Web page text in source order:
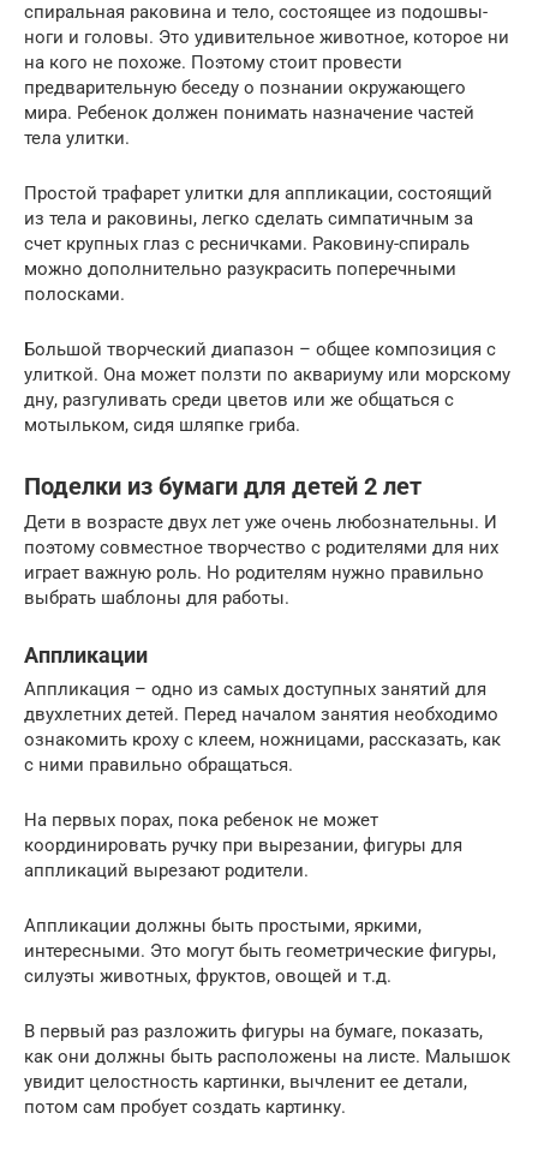
спиральная раковина и тело, состоящее из подошвы-
ноги и головы. Это удивительное животное, которое ни
на кого не похоже. Поэтому стоит провести
предварительную беседу о познании окружающего
мира. Ребенок должен понимать назначение частей
тела улитки.
Простой трафарет улитки для аппликации, состоящий
из тела и раковины, легко сделать симпатичным за
счет крупных глаз с ресничками. Раковину-спираль
можно дополнительно разукрасить поперечными
полосками.
Большой творческий диапазон – общее композиция с
улиткой. Она может ползти по аквариуму или морскому
дну, разгуливать среди цветов или же общаться с
мотыльком, сидя шляпке гриба.
Поделки из бумаги для детей 2 лет
Дети в возрасте двух лет уже очень любознательны. И
поэтому совместное творчество с родителями для них
играет важную роль. Но родителям нужно правильно
выбрать шаблоны для работы.
Аппликации
Аппликация – одно из самых доступных занятий для
двухлетних детей. Перед началом занятия необходимо
ознакомить кроху с клеем, ножницами, рассказать, как
с ними правильно обращаться.
На первых порах, пока ребенок не может
координировать ручку при вырезании, фигуры для
аппликаций вырезают родители.
Аппликации должны быть простыми, яркими,
интересными. Это могут быть геометрические фигуры,
силуэты животных, фруктов, овощей и т.д.
В первый раз разложить фигуры на бумаге, показать,
как они должны быть расположены на листе. Малышок
увидит целостность картинки, вычленит ее детали,
потом сам пробует создать картинку.